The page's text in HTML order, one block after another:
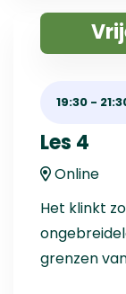
19:30 -
Les 4
Online
Het klinkt
grenzen